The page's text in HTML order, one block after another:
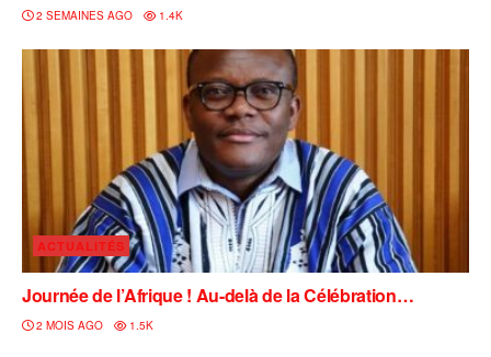
2 SEMAINES AGO 1.4K
ACTUALITÉS
Journée de l’Afrique ! Au-delà de la Célébration…
2 MOIS AGO 1.5K